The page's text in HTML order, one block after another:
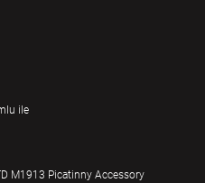
ile
M1913 Picatinny Accessory